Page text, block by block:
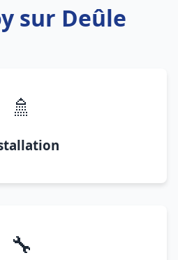
sur Deûle
🚿
🔧